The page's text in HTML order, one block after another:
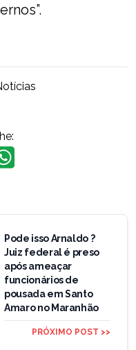
Pode isso Arnaldo ?
Juiz federal é preso
após ameaçar
funcionários de
pousada em Santo
Amaro no Maranhão
PRÓXIMO POST >>